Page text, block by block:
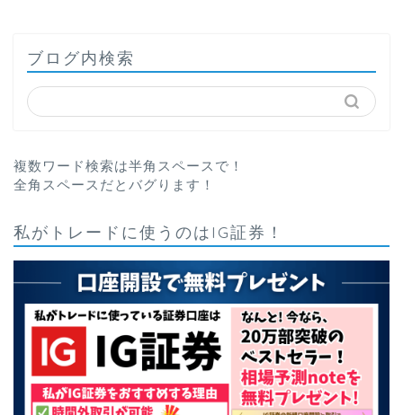
ブログ内検索
複数ワード検索は半角スペースで！
全角スペースだとバグります！
私がトレードに使うのはIG証券！